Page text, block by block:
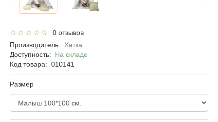
0 отзывов
Производитель:
Хатка
Доступность: На складе
Код товара: 010141
Размер